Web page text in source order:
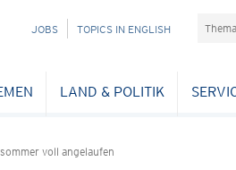
NAVIGATION
JOBS TOPICS IN ENGLISH
LAND & POLITIK
voll angelaufen